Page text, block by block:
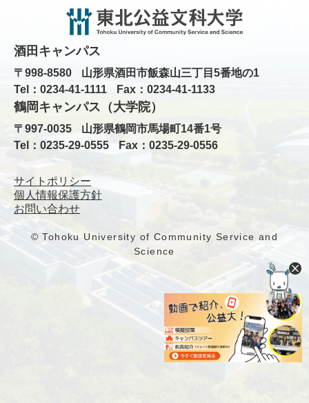
酒田キャンパス
〒998-8580
山形県酒田市飯森山三丁目5番地の1
Tel：0234-41-1111
Fax：0234-41-1133
鶴岡キャンパス（大学院）
〒997-0035
山形県鶴岡市馬場町14番1号
Tel：0235-29-0555
Fax：0235-29-0556
サイトポリシー
個人情報保護方針
お問い合わせ
© Tohoku University of Community Service and
Science